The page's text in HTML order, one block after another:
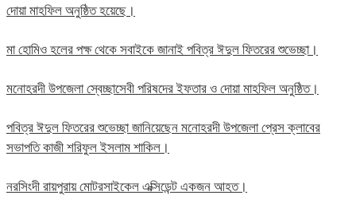
দোয়া মাহফিল অনুষ্ঠিত হয়েছে।
মা হোমিও হলের পক্ষ থেকে সবাইকে জানাই পবিত্র ঈদুল ফিতরের শুভেচ্ছা।
মনোহরদী উপজেলা স্বেচ্ছাসেবী পরিষদের ইফতার ও দোয়া মাহফিল অনুষ্ঠিত।
পবিত্র ঈদুল ফিতরের শুভেচ্ছা জানিয়েছেন মনোহরদী উপজেলা প্রেস ক্লাবের
সভাপতি কাজী শরিফুল ইসলাম শাকিল।
নরসিংদী রায়পুরায় মোটরসাইকেল এক্সিডেন্ট একজন আহত।